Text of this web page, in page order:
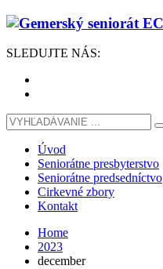
SLEDUJTE NÁS:
Úvod
Seniorátne presbyterstvo
Seniorátne predsedníctvo
Cirkevné zbory
Kontakt
Home
2023
december